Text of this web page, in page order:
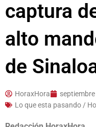
captura
alto
de
HoraxHora
Lo que esta pasando /